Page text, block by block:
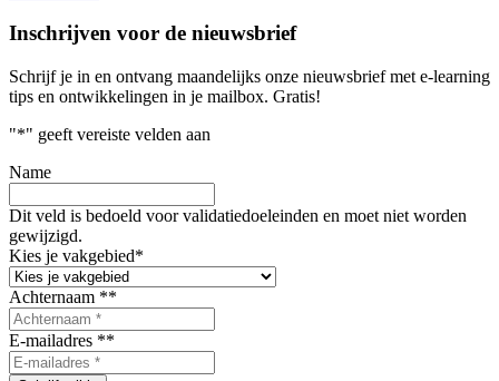
Inschrijven voor de nieuwsbrief
Schrijf je in en ontvang maandelijks onze nieuwsbrief met e-learning
tips en ontwikkelingen in je mailbox. Gratis!
"*" geeft vereiste velden aan
Name
Dit veld is bedoeld voor validatiedoeleinden en moet niet worden
gewijzigd.
Kies je vakgebied*
Achternaam **
E-mailadres **